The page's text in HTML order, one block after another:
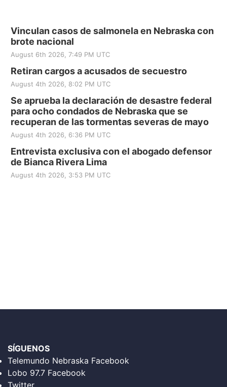
Vinculan casos de salmonela en Nebraska con
brote nacional
August 6th 2026, 7:49 PM UTC
Retiran cargos a acusados de secuestro
August 4th 2026, 8:02 PM UTC
Se aprueba la declaración de desastre federal
para ocho condados de Nebraska que se
recuperan de las tormentas severas de mayo
August 4th 2026, 6:36 PM UTC
Entrevista exclusiva con el abogado defensor
de Bianca Rivera Lima
August 4th 2026, 3:53 PM UTC
SÍGUENOS
Telemundo Nebraska Facebook
Lobo 97.7 Facebook
Twitter